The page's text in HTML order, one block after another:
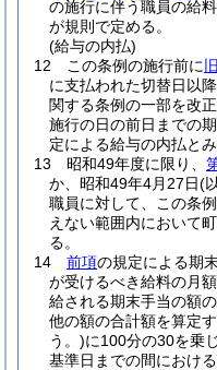
の施行に伴う職員の給
が規則で定める。
(給与の内払)
12
この条例の施行前に
に支払われた切替日以
関する条例の一部を改
施行の日の前日までの
定による給与の内払とみ
13
昭和49年度に限り、
か、昭和49年4月27日(
職員に対して、この条
えない範囲内において
る。
14
前項の規定による期
が受けるべき給料の月
給される期末手当の額
他の額の合計額を算定
う。)に100分の30を乗
基準日までの間におけ